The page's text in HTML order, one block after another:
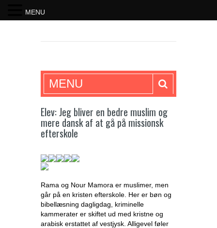
SKRIFTEN
MENU
Elev: Jeg bliver en bedre muslim og
mere dansk af at gå på missionsk
efterskole
Rama og Nour Mamora er muslimer, men
går på en kristen efterskole. Her er bøn og
bibellæsning dagligdag, kriminelle
kammerater er skiftet ud med kristne og
arabisk erstattet af vestjysk. Alligevel føler
MENU